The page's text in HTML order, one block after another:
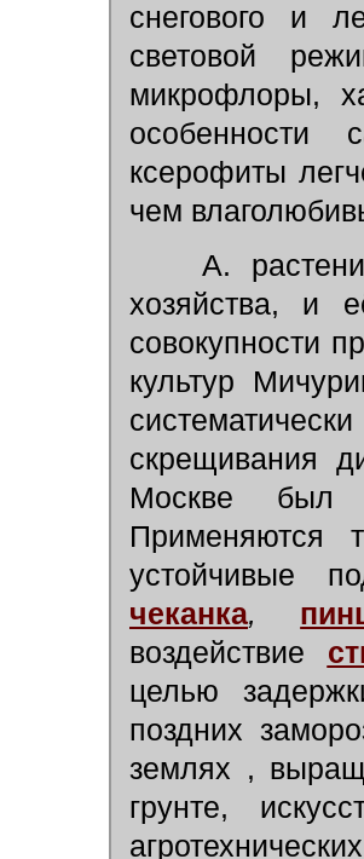
снегового и
световой
микрофлоры,
особенности
ксерофиты
чем
А.
хозяйства, и
совокупности
культур
скрещивания
Москве был
Применяются
устойчивые
чеканка,
воздействие
целью
поздних
землях ,
грунте,